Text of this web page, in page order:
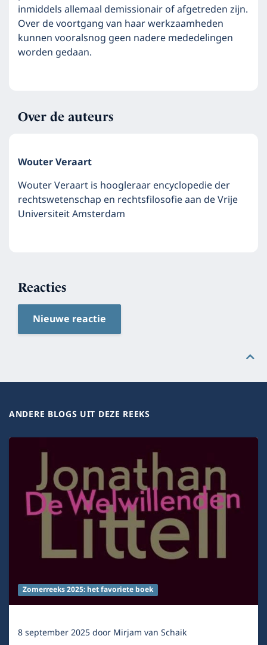
inmiddels allemaal demissionair of afgetreden zijn.
Over de voortgang van haar werkzaamheden
kunnen vooralsnog geen nadere mededelingen
worden gedaan.
Over de auteurs
Wouter Veraart
Wouter Veraart is hoogleraar encyclopedie der
rechtswetenschap en rechtsfilosofie aan de Vrije
Universiteit Amsterdam
Reacties
Nieuwe reactie
ANDERE BLOGS UIT DEZE REEKS
Zomerreeks 2025: het favoriete boek
8 september 2025door Mirjam van Schaik